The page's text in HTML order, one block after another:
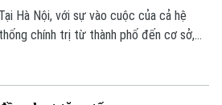
Tại Hà Nội, với sự vào cuộc của cả hệ
thống chính trị từ thành phố đến cơ sở,